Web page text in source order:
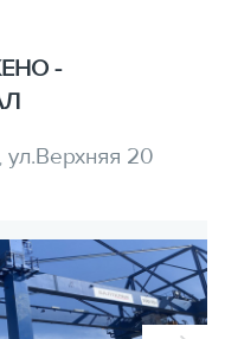
-
ул.Верхняя 20